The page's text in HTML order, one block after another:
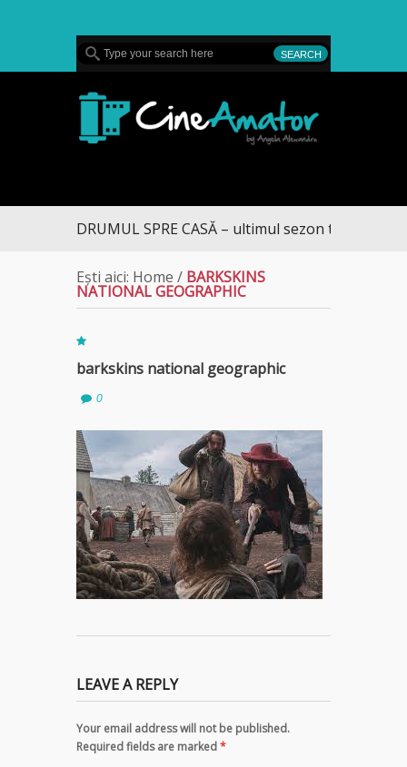
DRUMUL SPRE CASĂ – ultimul sezon te aduce la
Ești aici: Home / BARKSKINS
NATIONAL GEOGRAPHIC
barkskins national geographic
0
LEAVE A REPLY
Your email address will not be published.
Required fields are marked*